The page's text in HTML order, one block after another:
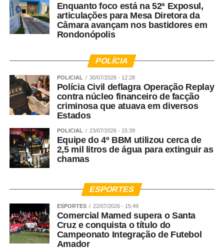
Enquanto foco está na 52ª Exposul,
articulações para Mesa Diretora da
Câmara avançam nos bastidores em
Rondonópolis
POLÍCIA
POLICIAL 30/07/2026 - 12:28
Polícia Civil deflagra Operação Replay
contra núcleo financeiro de facção
criminosa que atuava em diversos
Estados
POLICIAL 23/07/2026 - 15:39
Equipe do 4º BBM utilizou cerca de
2,5 mil litros de água para extinguir as
chamas
ESPORTES
ESPORTES 22/07/2026 - 15:49
Comercial Mamed supera o Santa
Cruz e conquista o título do
Campeonato Integração de Futebol
Amador